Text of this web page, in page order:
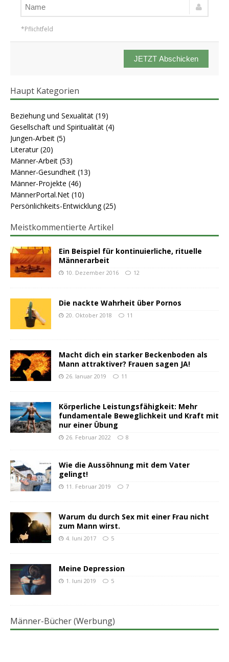
*Pflichtfeld
JETZT Abschicken
Haupt Kategorien
Beziehung und Sexualität (19)
Gesellschaft und Spiritualität (4)
Jungen-Arbeit (5)
Literatur(20)
Männer-Arbeit (53)
Männer-Gesundheit (13)
Männer-Projekte (46)
MännerPortal.Net (10)
Persönlichkeits-Entwicklung(25)
Meistkommentierte Artikel
Ein Beispiel für kontinuierliche, rituelle
Männerarbeit
10. Dezember 2016 12
Die nackte Wahrheit über Pornos
20. Oktober 2018 11
Macht dich ein starker Beckenboden als
Mann attraktiver? Frauen sagen JA!
26. Januar 2019 11
Körperliche Leistungsfähigkeit: Mehr
fundamentale Beweglichkeit und Kraft mit
nur einer Übung
26. Februar 2022 8
Wie die Aussöhnung mit dem Vater
gelingt!
11. Februar 2019 7
Warum du durch Sex mit einer Frau nicht
zum Mann wirst.
4. Juni 2017 5
Meine Depression
1. Juni 2019 5
Männer-Bücher (Werbung)